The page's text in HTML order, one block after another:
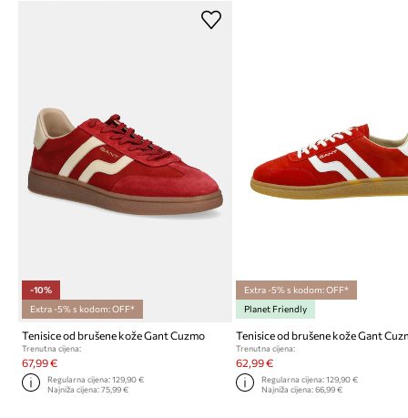
-10%
Extra -5% s kodom: OFF*
Tenisice od brušene kože Gant Cuzmo
Trenutna cijena:
67,99 €
Regularna cijena:129,90 €
Najniža cijena:75,99 €
Extra -5% s kodom: OFF*
Planet Friendly
Tenisice od brušene kože Gant
Trenutna cijena:
62,99 €
Regularna cijena: 129,90 €
Najniža cijena: 66,99 €